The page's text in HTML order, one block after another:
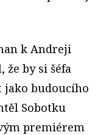
k Andreji
že by si šéfa
jako budoucího
Sobotku
premiérem